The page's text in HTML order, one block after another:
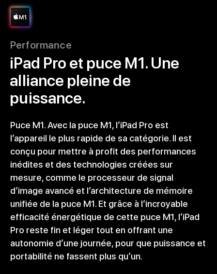
Performance
iPad Pro et puce M1. Une
alliance pleine de
puissance.
Puce M1. Avec la puce M1, l’iPad Pro est
l’appareil le plus rapide de sa catégorie. Il est
conçu pour mettre à profit des performances
inédites et des technologies créées sur
mesure, comme le processeur de signal
d’image avancé et l’architecture de mémoire
unifiée de la puce M1. Et grâce à l’incroyable
efficacité énergétique de cette puce M1, l’iPad
Pro reste fin et léger tout en offrant une
autonomie d’une journée, pour que puissance et
portabilité ne fassent plus qu’un.